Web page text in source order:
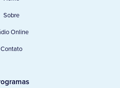
Sobre
Online
Contato